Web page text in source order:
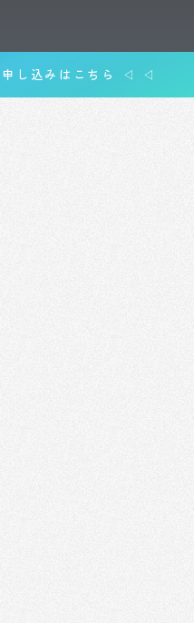
し込みはこちら ◁ ◁